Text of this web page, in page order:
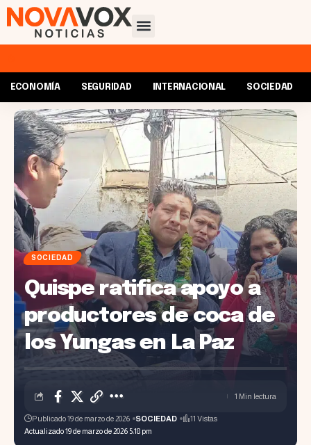
ECONOMÍA SEGURIDAD INTERNACIONAL SOCIEDAD
SOCIEDAD
Quispe ratifica apoyo a
productores de coca de
los Yungas en La Paz
Actualizado 19 de marzo de 2026 5:18 pm
Publicado 19 de marzo de 2026 SOCIEDAD 11 Vistas
1 Min lectura